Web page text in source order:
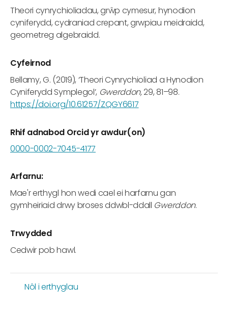
Theori cynrychioliadau, grŵp cymesur, hynodion
cyniferydd, cydraniad crepant, grwpiau meidraidd,
geometreg algebraidd.
Cyfeirnod
Bellamy, G. (2019), ‘Theori Cynrychioliad a Hynodion
Cyniferydd Symplegol’, Gwerddon,29, 81–98.
https://doi.org/10.61257/ZQGY6617
Rhif adnabod Orcid yr awdur(on)
0000-0002-7045-4177
Arfarnu:
Mae'r erthygl hon wedi cael ei harfarnu gan
gymheiriaid drwy broses ddwbl-ddall Gwerddon.
Trwydded
Cedwir pob hawl.
Nôl i erthyglau